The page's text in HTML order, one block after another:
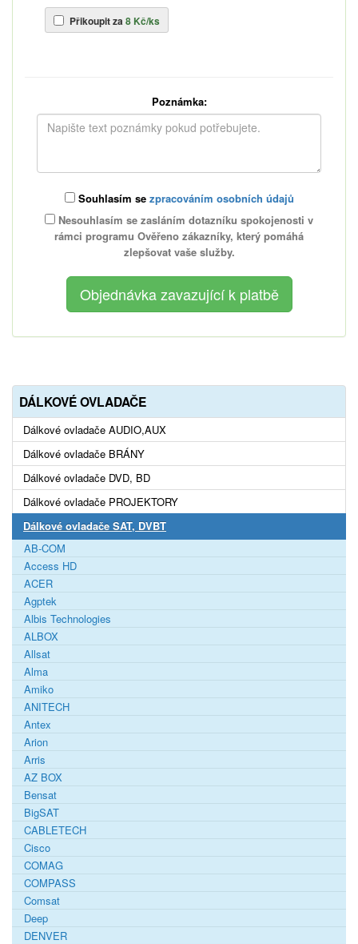
Přikoupit za 8 Kč/ks
Poznámka:
Souhlasím se zpracováním osobních údajů
Nesouhlasím se zasláním dotazníku spokojenosti v
rámci programu Ověřeno zákazníky, který pomáhá
zlepšovat vaše služby.
DÁLKOVÉ OVLADAČE
Dálkové ovladače AUDIO,AUX
Dálkové ovladače BRÁNY
Dálkové ovladače DVD, BD
Dálkové ovladače PROJEKTORY
Dálkové ovladače SAT, DVBT
AB-COM
Access HD
ACER
Agptek
Albis Technologies
ALBOX
Allsat
Alma
Amiko
ANITECH
Antex
Arion
Arris
AZ BOX
Bensat
BigSAT
CABLETECH
Cisco
COMAG
COMPASS
Comsat
Deep
DENVER